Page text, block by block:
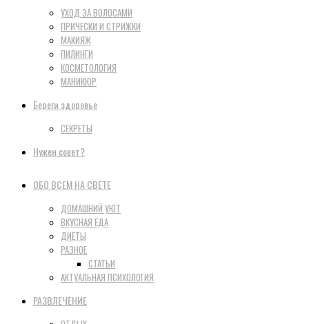
УХОД ЗА ВОЛОСАМИ
ПРИЧЕСКИ И СТРИЖКИ
МАКИЯЖ
ПИЛИНГИ
КОСМЕТОЛОГИЯ
МАНИКЮР
Береги здоровье
СЕКРЕТЫ
Нужен совет?
ОБО ВСЕМ НА СВЕТЕ
ДОМАШНИЙ УЮТ
ВКУСНАЯ ЕДА
ДИЕТЫ
РАЗНОЕ
СТАТЬИ
АКТУАЛЬНАЯ ПСИХОЛОГИЯ
РАЗВЛЕЧЕНИЕ